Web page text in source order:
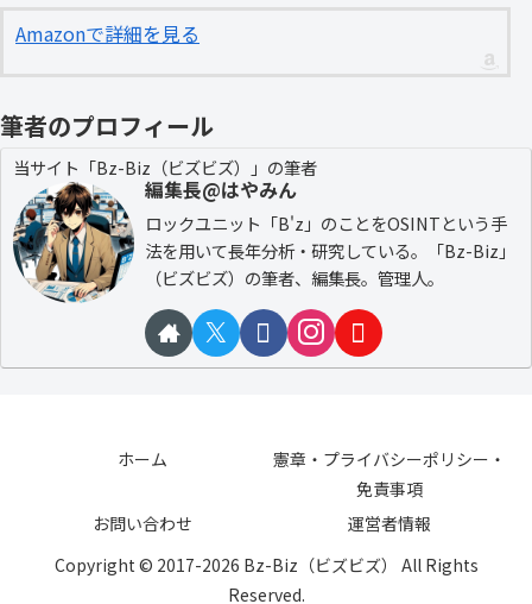
Amazonで詳細を見る
筆者のプロフィール
当サイト「Bz-Biz（ビズビズ）」の筆者
編集長@はやみん
ロックユニット「B'z」のことをOSINTという手
法を用いて長年分析・研究している。「Bz-Biz」
（ビズビズ）の筆者、編集長。管理人。
ホーム
憲章・プライバシーポリシー・
免責事項
お問い合わせ
運営者情報
Copyright © 2017-2026 Bz-Biz（ビズビズ） All Rights
Reserved.